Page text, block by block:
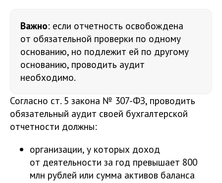
Важно: если отчетность освобождена
от обязательной проверки по одному
основанию, но подлежит ей по другому
основанию, проводить аудит
необходимо.
Согласно ст. 5 закона № 307-ФЗ, проводить
обязательный аудит своей бухгалтерской
отчетности должны:
организации, у которых доход
от деятельности за год превышает 800
млн рублей или сумма активов баланса